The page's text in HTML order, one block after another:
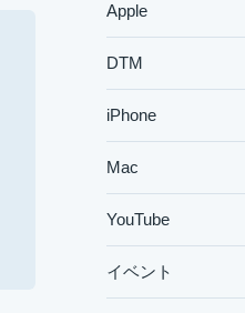
Apple
DTM
iPhone
Mac
YouTube
イベント